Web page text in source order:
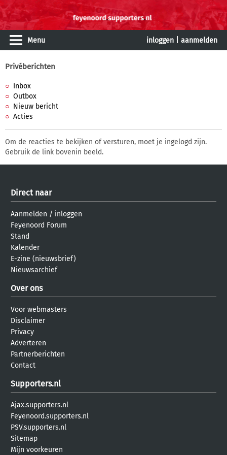
Menu inloggen aanmelden
Privéberichten
Inbox
Outbox
Nieuw bericht
Acties
Om de reacties te bekijken of versturen, moet je ingelogd zijn.
Gebruik de link bovenin beeld.
Direct naar
Aanmelden / inloggen
Feyenoord Forum
Stand
Kalender
E-zine (nieuwsbrief)
Nieuwsarchief
Over ons
Voor webmasters
Disclaimer
Privacy
Adverteren
Partnerberichten
Contact
Supporters.nl
Ajax.supporters.nl
Feyenoord.supporters.nl
PSV.supporters.nl
Sitemap
Mijn voorkeuren